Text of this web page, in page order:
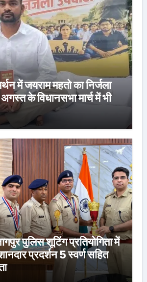
में जयराम महतो का निर्जला
के विधानसभा मार्च में भी
पुलिस शूटिंग प्रतियोगिता में
प्रदर्शन 5 स्वर्ण सहित